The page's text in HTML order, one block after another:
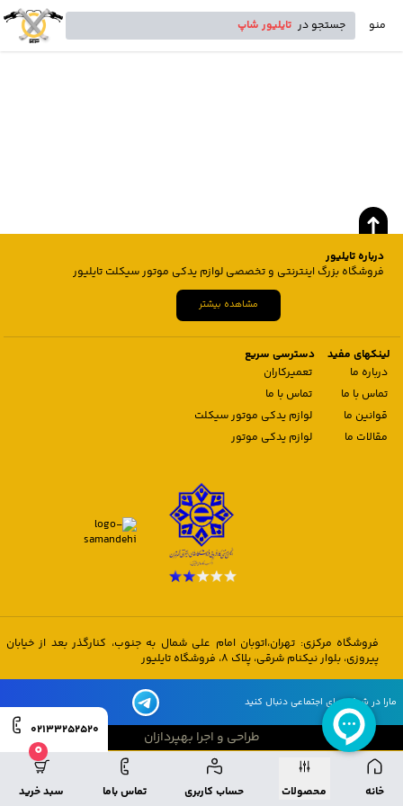
منو جستجو در تایلیور شاپ
خانه محصولات حساب کاربری تماس باما
0
سبد خرید
02133252520
درباره تایلیور
فروشگاه بزرگ اینترنتی و تخصصی لوازم یدکی موتور سیکلت تایلیور
مشاهده بیشتر
لینکهای مفید
درباره ما
تماس با ما
قوانین ما
مقالات ما
دسترسی سریع
تعمیرکاران
تماس با ما
لوازم یدکی موتور سیکلت
لوازم یدکی موتور
فروشگاه مرکزی: تهران،اتوبان امام علی شمال به جنوب، کنارگذر بعد از خیابان
پیروزی، بلوار نیکنام شرقی، پلاک 8، فروشگاه تایلیور
مارا در شبکه های اجتماعی دنبال کنید
طراحی و اجرا بهپردازان
طراحی و اجرا بهپردازان